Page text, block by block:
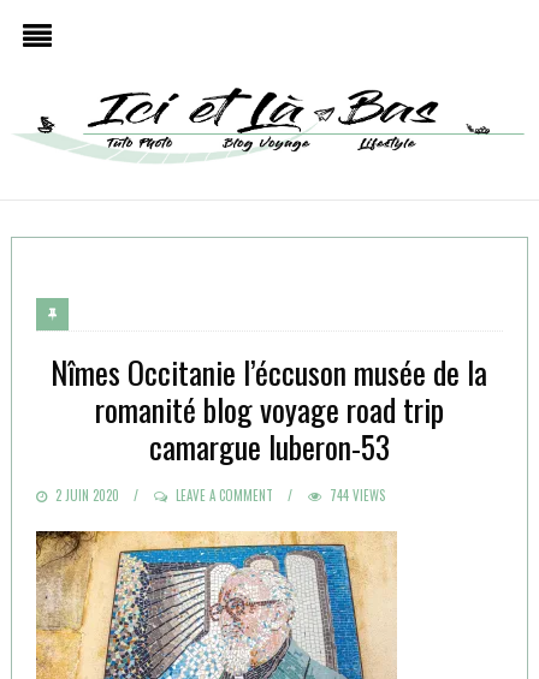
Nîmes Occitanie l’éccuson musée de la
romanité blog voyage road trip
camargue luberon-53
POSTED
2 JUIN 2020 LEAVE A COMMENT 744 VIEWS